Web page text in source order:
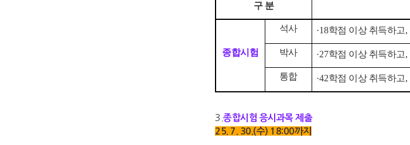
구 분
종합시험
석사 ·18학점 이상 취득하고,
박사 ·27학점 이상 취득하고,
통합 ·42학점 이상 취득하고,
3.종합시험 응시과목 제출
25. 7. 30.(수) 18:00까지